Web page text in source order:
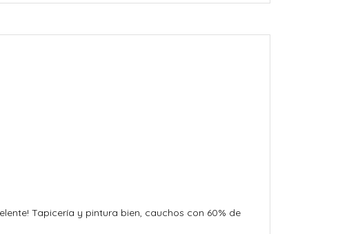
Tapicería y pintura bien, cauchos con 60% de